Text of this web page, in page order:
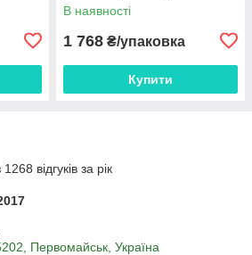
В наявності
1 768 ₴/упаковка
Купити
відгуків за рік
Первомайськ, Україна